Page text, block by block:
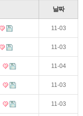
날짜
11-03
11-03
11-04
11-03
11-03